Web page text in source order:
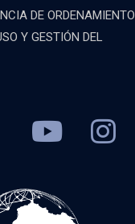
DE ORDENAMIENTO
Y GESTIÓN DEL